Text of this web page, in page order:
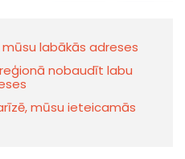
labākās adreses
nobaudīt labu
mūsu ieteicamās